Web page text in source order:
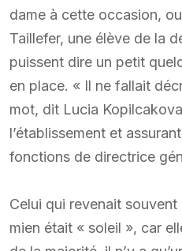
dame à cette occasion,
Taillefer, une élève de la
puissent dire un petit
en place. « Il ne fallait
mot, dit Lucia
l’établissement et
fonctions de directrice
Celui qui revenait
mien était « soleil », car